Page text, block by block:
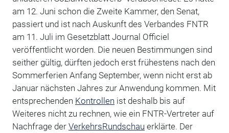
am 12. Juni schon die Zweite Kammer, den Senat,
passiert und ist nach Auskunft des Verbandes FNTR
am 11. Juli im Gesetzblatt Journal Officiel
veröffentlicht worden. Die neuen Bestimmungen sind
seither gültig, dürften jedoch erst frühestens nach den
Sommerferien Anfang September, wenn nicht erst ab
Januar nächsten Jahres zur Anwendung kommen. Mit
entsprechenden Kontrollen ist deshalb bis auf
Weiteres nicht zu rechnen, wie ein FNTR-Vertreter auf
Nachfrage der VerkehrsRundschau erklärte. Der